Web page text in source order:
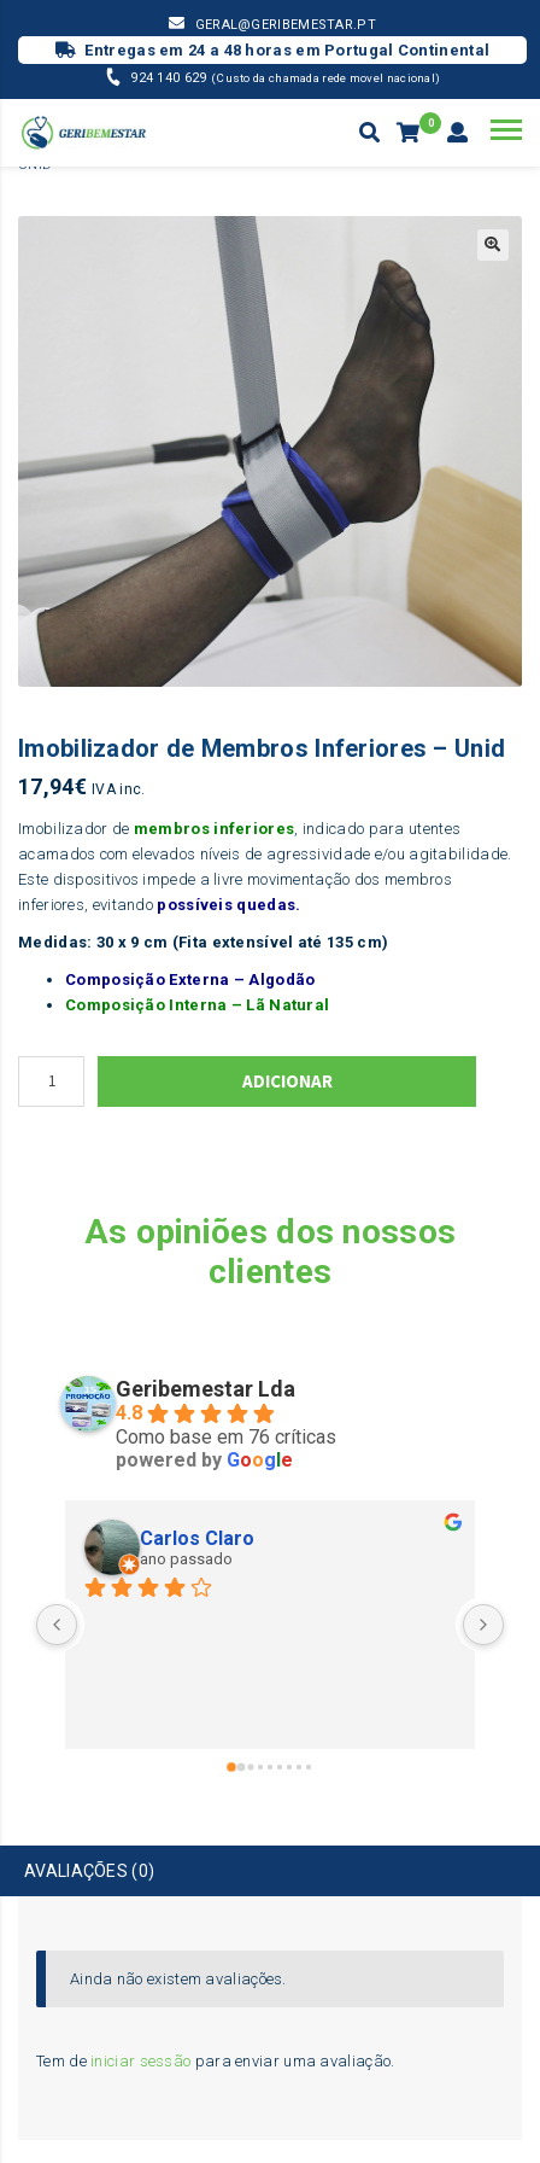
GERAL@GERIBEMESTAR.PT
Entregas em 24 a 48 horas em Portugal Continental
924 140 629 (Custo da chamada rede movel nacional)
0
POSICIONAMENTO
IMOBILIZADOR DE MEMBROS INFERIORES –
UNID
Imobilizador de Membros Inferiores – Unid
17,94€ IVA inc.
Imobilizador de membros inferiores, indicado para utentes
acamados com elevados níveis de agressividade e/ou agitabilidade.
Este dispositivos impede a livre movimentação dos membros
inferiores, evitando possíveis quedas.
Medidas: 30 x 9 cm (Fita extensível até 135 cm)
Composição Externa – Algodão
Composição Interna – Lã Natural
ADICIONAR
As opiniões dos nossos
clientes
Geribemestar Lda
4.8
Como base em 76 críticas
powered by Google
Carlos Claro
ano passado
AVALIAÇÕES (0)
Ainda não existem avaliações.
Tem de iniciar sessão para enviar uma avaliação.